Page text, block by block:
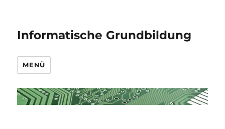
Informatische Grundbildung
MENÜ